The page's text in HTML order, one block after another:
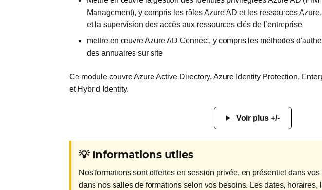
Management), y compris les rôles Azure AD et les ressources
et la supervision des accès aux ressources clés de l’entreprise
mettre en œuvre Azure AD Connect, y compris les méthodes
des annuaires sur site
Ce module couvre Azure Active Directory, Azure Identity Protection,
et Hybrid Identity.
Voir plus +/-
💡 Informations utiles
Nos formations sont offertes en session privée, en présentiel dans
dans nos salles de formations selon vos besoins. Les dates, horaires,